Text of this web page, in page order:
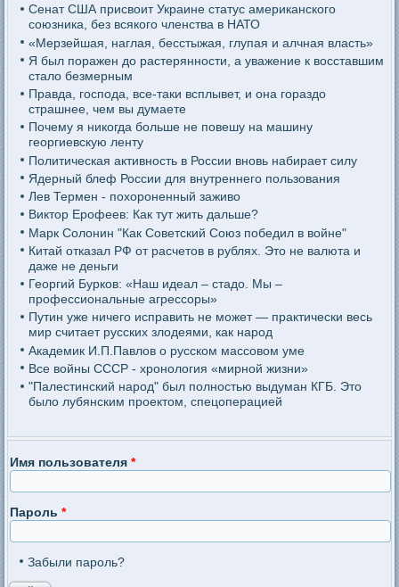
Сенат США присвоит Украине статус американского
союзника, без всякого членства в НАТО
«Мерзейшая, наглая, бесстыжая, глупая и алчная власть»
Я был поражен до растерянности, а уважение к восставшим
стало безмерным
Правда, господа, все-таки всплывет, и она гораздо
страшнее, чем вы думаете
Почему я никогда больше не повешу на машину
георгиевскую ленту
Политическая активность в России вновь набирает силу
Ядерный блеф России для внутреннего пользования
Лев Термен - похороненный заживо
Виктор Ерофеев: Как тут жить дальше?
Марк Солонин "Как Советский Союз победил в войне"
Китай отказал РФ от расчетов в рублях. Это не валюта и
даже не деньги
Георгий Бурков: «Наш идеал – стадо. Мы –
профессиональные агрессоры»
Путин уже ничего исправить не может — практически весь
мир считает русских злодеями, как народ
Академик И.П.Павлов о русском массовом уме
Все войны СССР - хронология «мирной жизни»
"Палестинский народ" был полностью выдуман КГБ. Это
было лубянским проектом, спецоперацией
Имя пользователя*
Пароль*
Забыли пароль?